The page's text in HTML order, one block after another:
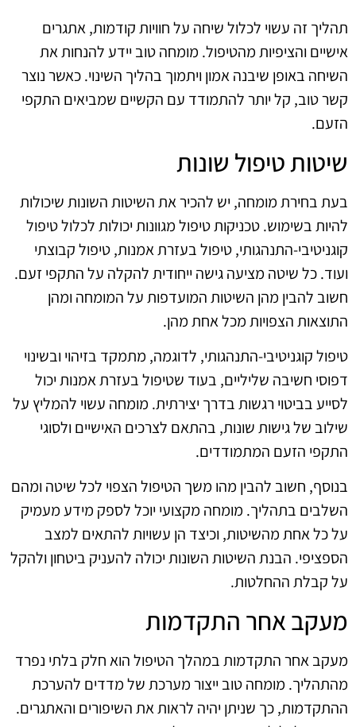
תהליך זה עשוי לכלול שיחה על חוויות קודמות, אתגרים
אישיים והציפיות מהטיפול. מומחה טוב יידע להנחות את
השיחה באופן שיבנה אמון ויתמוך בהליך השינוי. כאשר נוצר
קשר טוב, קל יותר להתמודד עם הקשיים שמביאים התקפי
הזעם.
שיטות טיפול שונות
בעת בחירת מומחה, יש להכיר את השיטות השונות שיכולות
להיות בשימוש. טכניקות טיפול מגוונות יכולות לכלול טיפול
קוגניטיבי-התנהגותי, טיפול בעזרת אמנות, טיפול קבוצתי
ועוד. כל שיטה מציעה גישה ייחודית להקלה על התקפי זעם.
חשוב להבין מהן השיטות המועדפות על המומחה ומהן
התוצאות הצפויות מכל אחת מהן.
טיפול קוגניטיבי-התנהגותי, לדוגמה, מתמקד בזיהוי ובשינוי
דפוסי חשיבה שליליים, בעוד שטיפול בעזרת אמנות יכול
לסייע בביטוי רגשות בדרך יצירתית. מומחה עשוי להמליץ על
שילוב של גישות שונות, בהתאם לצרכים האישיים ולסוגי
התקפי הזעם המתמודדים.
בנוסף, חשוב להבין מהו משך הטיפול הצפוי לכל שיטה ומהם
השלבים בתהליך. מומחה מקצועי יוכל לספק מידע מעמיק
על כל אחת מהשיטות, וכיצד הן עשויות להתאים למצב
הספציפי. הבנת השיטות השונות יכולה להעניק ביטחון ולהקל
על קבלת ההחלטות.
מעקב אחר התקדמות
מעקב אחר התקדמות במהלך הטיפול הוא חלק בלתי נפרד
מהתהליך. מומחה טוב ייצור מערכת של מדדים להערכת
ההתקדמות, כך שניתן יהיה לראות את השיפורים והאתגרים.